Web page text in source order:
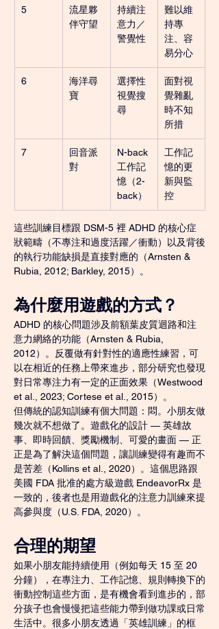
5
流星夥
伴守望
持續注
意力／
警覺性
難以維
持專
注、容
易分心
6
海洋尋
寶
選擇性
視覺搜
尋
面對視
覺雜亂
時不知
所措
7
回音派
對
N-back
工作記
憶（2-
back）
工作記
憶的更
新與監
控
這些訓練目標跟 DSM-5 裡 ADHD 的核心症
狀範疇（不專注和過度活躍／衝動）以及背後
的執行功能缺損是直接對應的（Arnsten &
Rubia, 2012; Barkley, 2015）。
為什麼用遊戲的方式？
ADHD 的核心問題涉及前額葉皮質迴路和注
意力網絡的功能（Arnsten & Rubia,
2012）。反覆做有針對性的適應性練習，可
以在相近的任務上帶來進步，部分研究也發現
對日常專注力有一定的正面效果（Westwood
et al., 2023; Cortese et al., 2015）。
但傳統的認知訓練有個大問題：悶。小朋友做
幾次就不想做了。遊戲化的設計 — 英雄故
事、即時回饋、獎勵機制、可愛的畫面 — 正
正是為了解決這個問題，讓訓練變得有趣而不
是苦差（Kollins et al., 2020）。這個思路跟
美國 FDA 批准的處方級遊戲 EndeavorRx 是
一致的，後者也是用遊戲化的注意力訓練來提
高參與度（U.S. FDA, 2020）。
合理的期望
如果小朋友能持續使用（例如每天 15 至 20
分鐘），在專注力、工作記憶、規則轉換下的
衝動控制這些方面，是有機會看到進步的，部
分孩子也會慢慢把這些能力帶到做功課或日常
生活中。很多小朋友透過「英雄訓練」的框